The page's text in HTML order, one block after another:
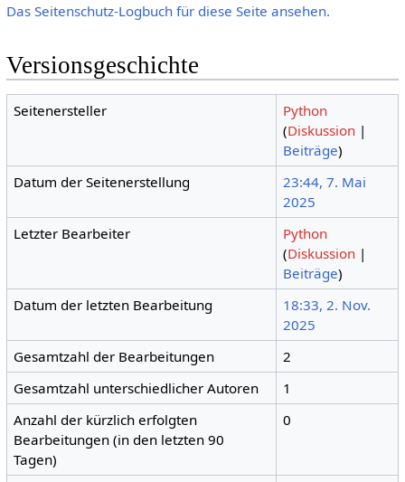
Das Seitenschutz-Logbuch für diese Seite ansehen.
Versionsgeschichte
Seitenersteller
Python
(Diskussion |
Beiträge)
Datum der Seitenerstellung
23:44, 7. Mai
2025
Letzter Bearbeiter
Python
(Diskussion |
Beiträge)
Datum der letzten Bearbeitung
18:33, 2. Nov.
2025
Gesamtzahl der Bearbeitungen
2
Gesamtzahl unterschiedlicher Autoren
1
Anzahl der kürzlich erfolgten
Bearbeitungen (in den letzten 90
Tagen)
0